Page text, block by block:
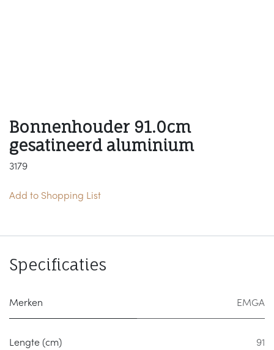
Bonnenhouder 91.0cm
gesatineerd aluminium
3179
Add to Shopping List
Specificaties
Merken EMGA
Lengte (cm) 91